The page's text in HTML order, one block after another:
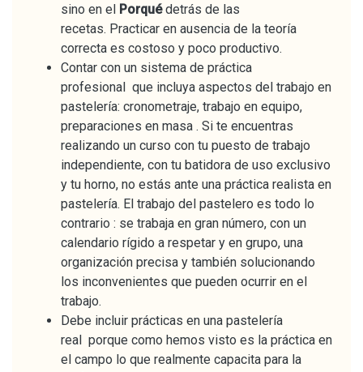
sino en el Porquédetrás de las
recetas. Practicar en ausencia de la teoría
correcta es costoso y poco productivo.
Contar con un sistema de práctica
profesional que incluya aspectos del trabajo en
pastelería: cronometraje, trabajo en equipo,
preparaciones en masa . Si te encuentras
realizando un curso con tu puesto de trabajo
independiente, con tu batidora de uso exclusivo
y tu horno, no estás ante una práctica realista en
pastelería. El trabajo del pastelero es todo lo
contrario : se trabaja en gran número, con un
calendario rígido a respetar y en grupo, una
organización precisa y también solucionando
los inconvenientes que pueden ocurrir en el
trabajo.
Debe incluir prácticas en una pastelería
real porque como hemos visto es la práctica en
el campo lo que realmente capacita para la